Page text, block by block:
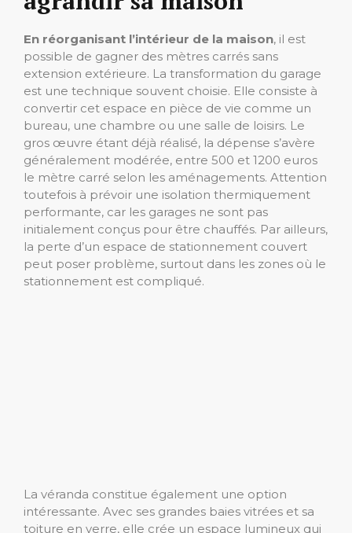
En réorganisant l’intérieur de la maison, il est
possible de gagner des mètres carrés sans
extension extérieure. La transformation du garage
est une technique souvent choisie. Elle consiste à
convertir cet espace en pièce de vie comme un
bureau, une chambre ou une salle de loisirs. Le
gros œuvre étant déjà réalisé, la dépense s’avère
généralement modérée, entre 500 et 1200 euros
le mètre carré selon les aménagements. Attention
toutefois à prévoir une isolation thermiquement
performante, car les garages ne sont pas
initialement conçus pour être chauffés. Par ailleurs,
la perte d’un espace de stationnement couvert
peut poser problème, surtout dans les zones où le
stationnement est compliqué.
La véranda constitue également une option
intéressante. Avec ses grandes baies vitrées et sa
toiture en verre, elle crée un espace lumineux qui